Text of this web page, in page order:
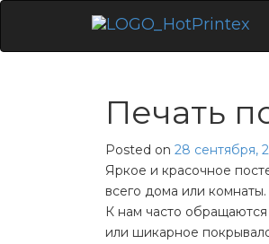
Печать
Posted on 28 сентября,
Яркое и красочное
всего дома или комнаты.
К нам часто
или шикарное